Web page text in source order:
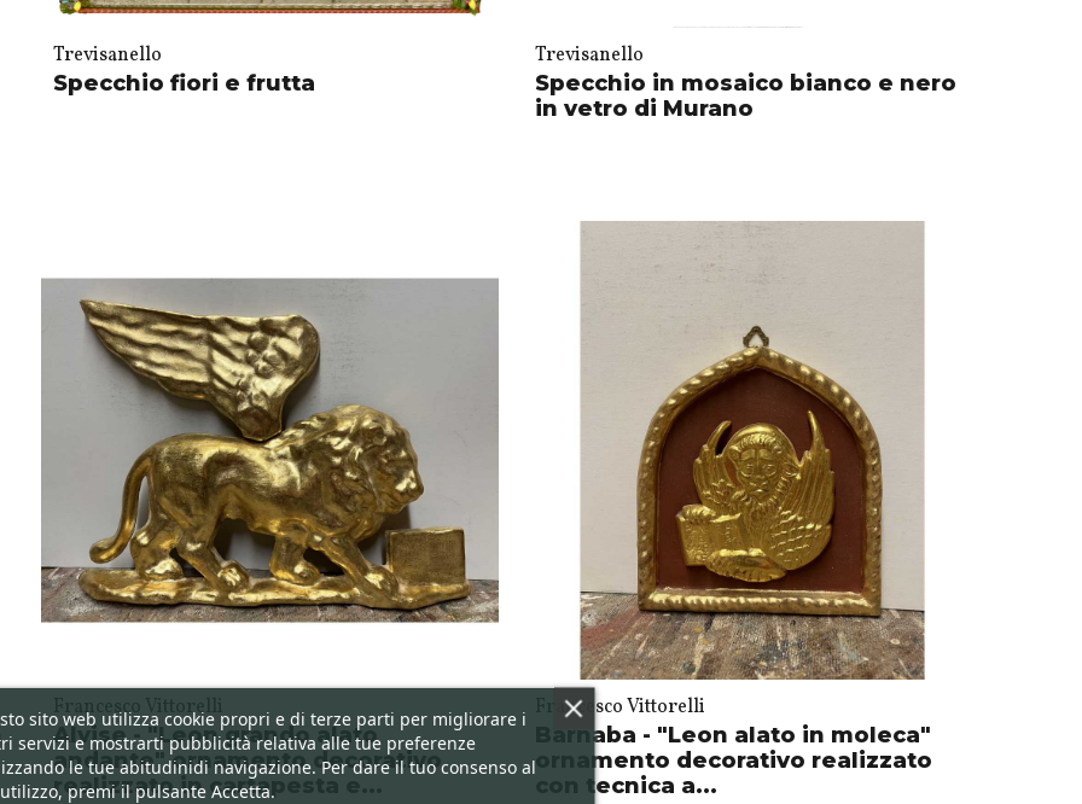
Trevisanello
Specchio fiori e frutta
Trevisanello
Specchio in mosaico bianco e nero
in vetro di Murano
Francesco Vittorelli
Alvise - "Leon grando alato
andante" ornamento decorativo
realizzato in cartapesta e...
Francesco Vittorelli
Barnaba - "Leon alato in moleca"
ornamento decorativo realizzato
con tecnica a...
sito web utilizza cookie propri e di terze parti per migliorare i
servizi e mostrarti pubblicità relativa alle tue preferenze
le tue abitudinidi navigazione. Per dare il tuo consenso al
premi il pulsante Accetta.